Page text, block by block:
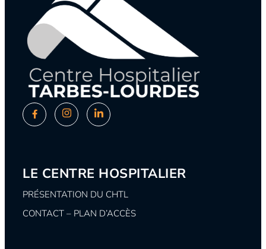
LE CENTRE HOSPITALIER
PRÉSENTATION DU CHTL
CONTACT – PLAN D’ACCÈS